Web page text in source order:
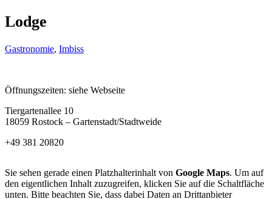
Lodge
Gastronomie, Imbiss
Öffnungszeiten: siehe Webseite
Tiergartenallee 10
18059 Rostock – Gartenstadt/Stadtweide
+49 381 20820
Sie sehen gerade einen Platzhalterinhalt von Google Maps. Um auf
den eigentlichen Inhalt zuzugreifen, klicken Sie auf die Schaltfläche
unten. Bitte beachten Sie, dass dabei Daten an Drittanbieter